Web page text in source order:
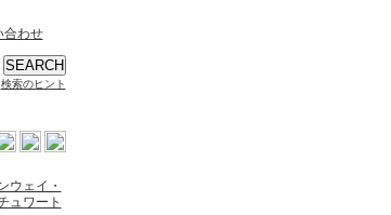
検索のヒント